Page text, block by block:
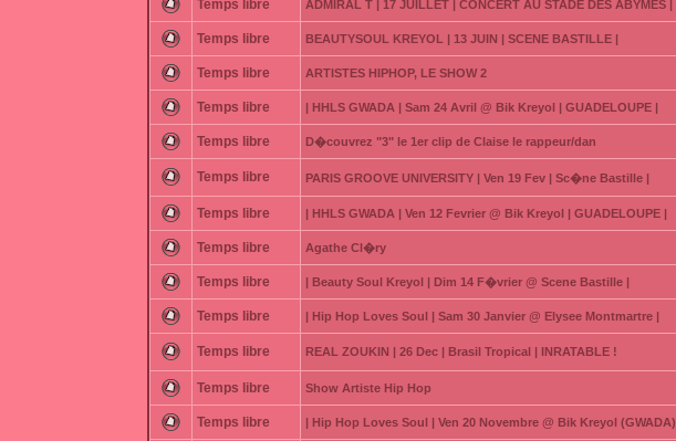
Temps libre ADMIRAL T | 17 JUILLET | CONCERT AU STADE DES ABYMES |
Temps libre BEAUTYSOUL KREYOL | 13 JUIN | SCENE BASTILLE |
Temps libre ARTISTES HIPHOP, LE SHOW 2
Temps libre | HHLS GWADA | Sam 24 Avril @ Bik Kreyol | GUADELOUPE |
Temps libre D�couvrez "3" le 1er clip de Claise le rappeur/dan
Temps libre PARIS GROOVE UNIVERSITY | Ven 19 Fev | Sc�ne Bastille |
Temps libre | HHLS GWADA | Ven 12 Fevrier @ Bik Kreyol | GUADELOUPE |
Temps libre Agathe Cl�ry
Temps libre | Beauty Soul Kreyol | Dim 14 F�vrier @ Scene Bastille |
Temps libre | Hip Hop Loves Soul | Sam 30 Janvier @ Elysee Montmartre |
Temps libre REAL ZOUKIN | 26 Dec | Brasil Tropical | INRATABLE !
Temps libre Show Artiste Hip Hop
Temps libre | Hip Hop Loves Soul | Ven 20 Novembre @ Bik Kreyol (GWADA)